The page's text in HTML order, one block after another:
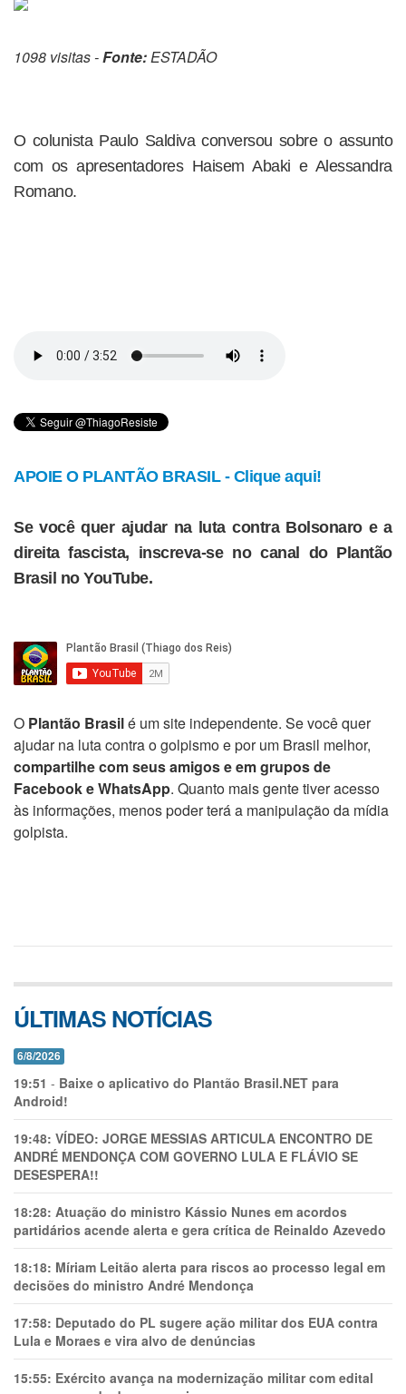
1098 visitas -Fonte:ESTADÃO
O colunista Paulo Saldiva conversou sobre o assunto
com os apresentadores Haisem Abaki e Alessandra
Romano.
APOIE O PLANTÃO BRASIL - Clique aqui!
Se você quer ajudar na luta contra Bolsonaro e a
direita fascista, inscreva-se no canal do Plantão
Brasil no YouTube.
O Plantão Brasilé um site independente. Se você quer
ajudar na luta contra o golpismo e por um Brasil melhor,
compartilhe com seus amigos e em grupos de
Facebook e WhatsApp. Quanto mais gente tiver acesso
às informações, menos poder terá a manipulação da mídia
golpista.
ÚLTIMAS NOTÍCIAS
6/8/2026
19:51 - Baixe o aplicativo do Plantão Brasil.NET para
Android!
19:48: VÍDEO: JORGE MESSIAS ARTICULA ENCONTRO DE
ANDRÉ MENDONÇA COM GOVERNO LULA E FLÁVIO SE
DESESPERA!!
18:28: Atuação do ministro Kássio Nunes em acordos
partidários acende alerta e gera crítica de Reinaldo Azevedo
18:18: Míriam Leitão alerta para riscos ao processo legal em
decisões do ministro André Mendonça
17:58: Deputado do PL sugere ação militar dos EUA contra
Lula e Moraes e vira alvo de denúncias
15:55: Exército avança na modernização militar com edital